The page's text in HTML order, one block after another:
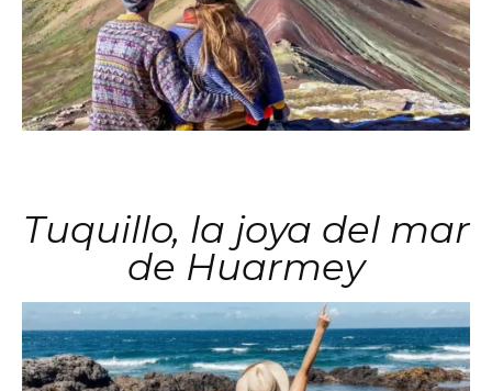
Tuquillo, la joya del mar
de Huarmey